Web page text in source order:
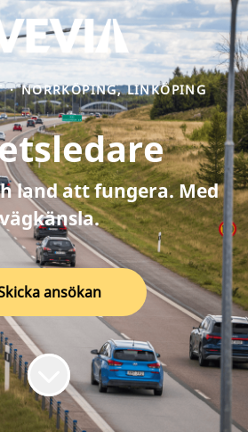
· NORRKÖPING, LINKÖPING
land att fungera. Med
ansökan